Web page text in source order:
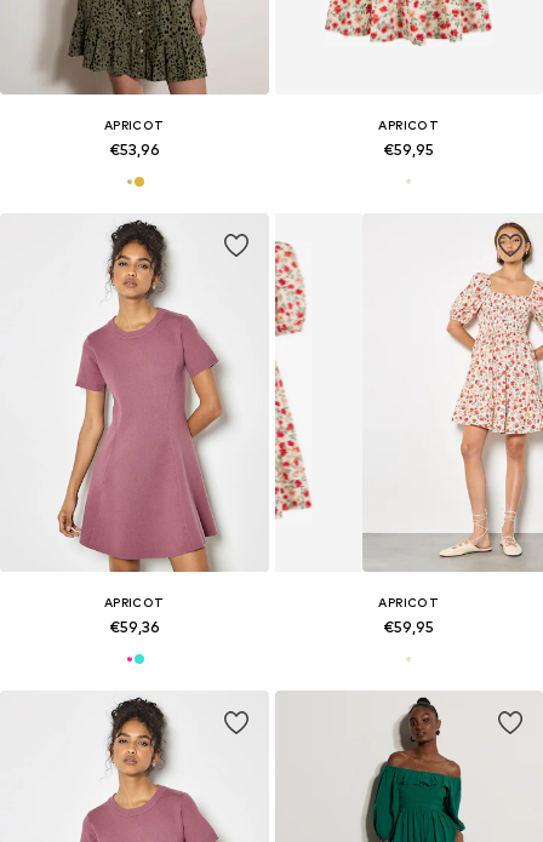
APRICOT
€53,96
APRICOT
€59,95
APRICOT
€59,36
APRICOT
€59,95